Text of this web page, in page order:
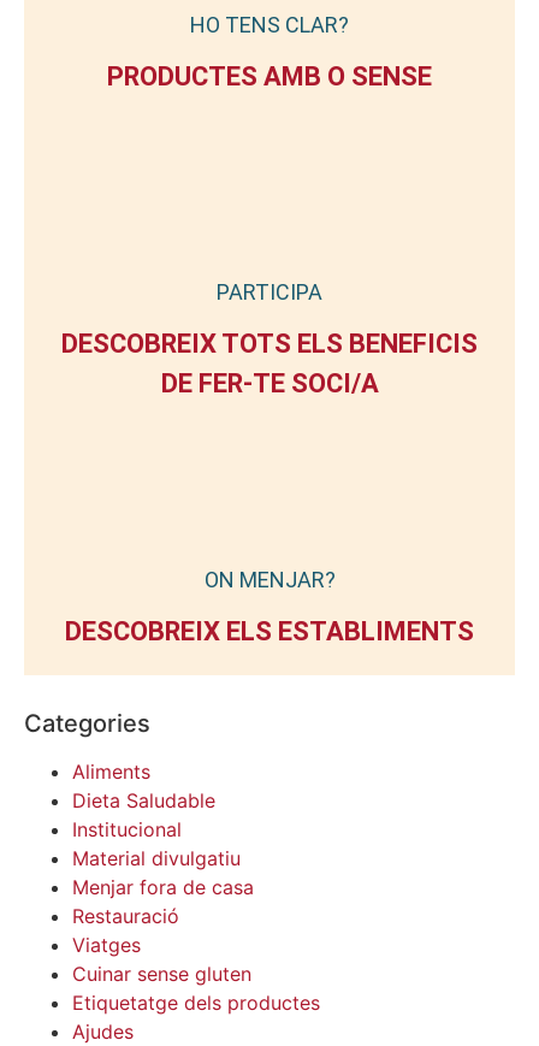
HO TENS CLAR?
PRODUCTES AMB O SENSE
PARTICIPA
DESCOBREIX TOTS ELS BENEFICIS
DE FER-TE SOCI/A
ON MENJAR?
DESCOBREIX ELS ESTABLIMENTS
Categories
Aliments
Dieta Saludable
Institucional
Material divulgatiu
Menjar fora de casa
Restauració
Viatges
Cuinar sense gluten
Etiquetatge dels productes
Ajudes